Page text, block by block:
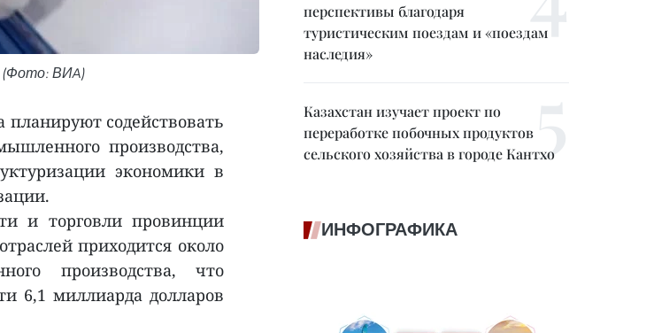
(Фото: ВИA)
содействовать
производства,
экономики в
и торговли провинции
приходится около
производства, что
6,1 миллиарда долларов
перспективы благодаря
туристическим поездам и «поездам
наследия»
Казахстан изучает проект по
переработке побочных продуктов
сельского хозяйства в городе Кантхо
ИНФОГРАФИКА